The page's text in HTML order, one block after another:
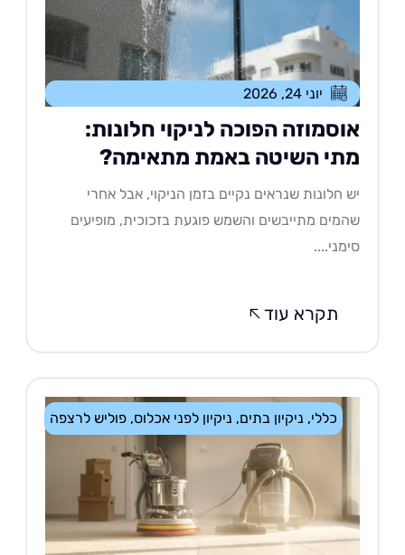
יוני 24, 2026
הפוכה לניקוי חלונות:
השיטה באמת מתאימה?
חלונות שנראים נקיים בזמן הניקוי, אבל אחרי
מתייבשים והשמש פוגעת בזכוכית, מופיעים
תקרא עוד
ניקיון בתים,ניקיון לפני אכלוס,פוליש לרצפה